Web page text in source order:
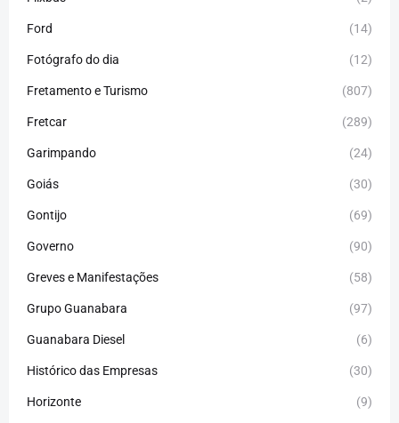
Ford (14)
Fotógrafo do dia (12)
Fretamento e Turismo (807)
Fretcar (289)
Garimpando (24)
Goiás (30)
Gontijo (69)
Governo (90)
Greves e Manifestações (58)
Grupo Guanabara (97)
Guanabara Diesel (6)
Histórico das Empresas (30)
Horizonte (9)